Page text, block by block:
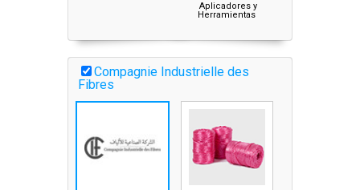
Aplicadores y
Herramientas
Compagnie Industrielle des
Fibres